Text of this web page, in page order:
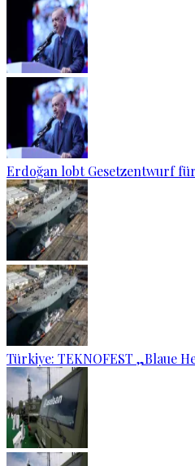
Erdoğan lobt Gesetzentwurf
Türkiye: TEKNOFEST „Blaue